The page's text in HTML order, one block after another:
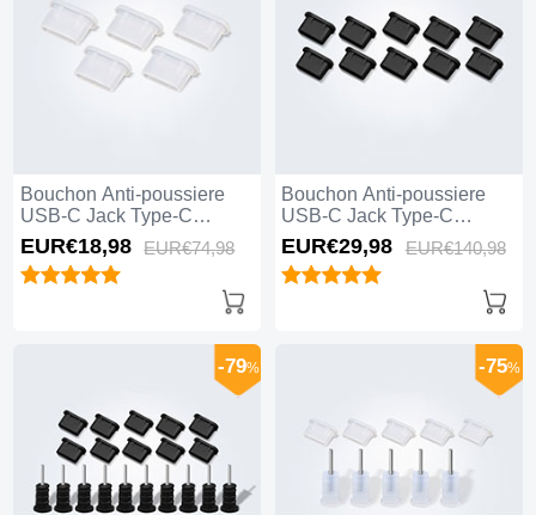
Bouchon Anti-poussiere
USB-C Jack Type-C
Universel 5PCS H01 pour
Apple iPhone 15 Pro Max
Blanc
EUR€18,98 EUR€74,98
Bouchon Anti-poussiere
USB-C Jack Type-C
Universel 10PCS H01 pour
Apple iPhone 15 Pro Max
Noir
EUR€29,98 EUR€140,98
-79% -75%